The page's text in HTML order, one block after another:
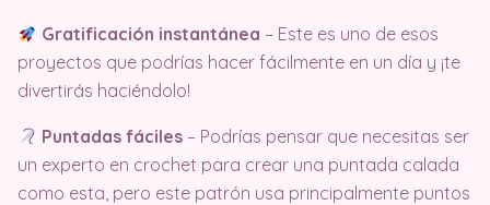
Gratificación instantánea – Este es uno de esos
proyectos que podrías hacer fácilmente en un día y ¡te
divertirás haciéndolo!
Puntadas fáciles – Podrías pensar que necesitas ser
un experto en crochet para crear una puntada calada
como esta, pero este patrón usa principalmente puntos